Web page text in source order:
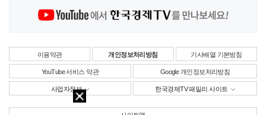
이용약관 개인정보처리방침 기사배열 기본방침
YouTube 서비스 약관 Google 개인정보처리방침
사업자정보 한국경제TV 패밀리 사이트